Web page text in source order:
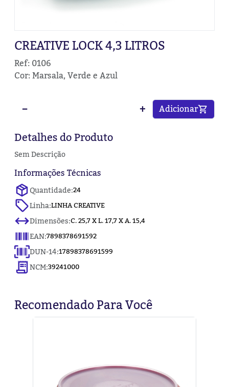
CREATIVE LOCK 4,3 LITROS
Ref: 0106
Cor: Marsala, Verde e Azul
− + Adicionar
Detalhes do Produto
Sem Descrição
Informações Técnicas
Quantidade:24
Linha:LINHA CREATIVE
Dimensões:C. 25,7 X L. 17,7 X A. 15,4
EAN:7898378691592
DUN-14:17898378691599
NCM:39241000
Recomendado Para Você